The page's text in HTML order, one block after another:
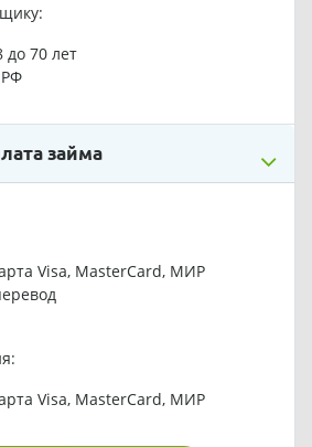
до 70 лет
РФ
займа
Visa, MasterCard, МИР
Visa, MasterCard, МИР